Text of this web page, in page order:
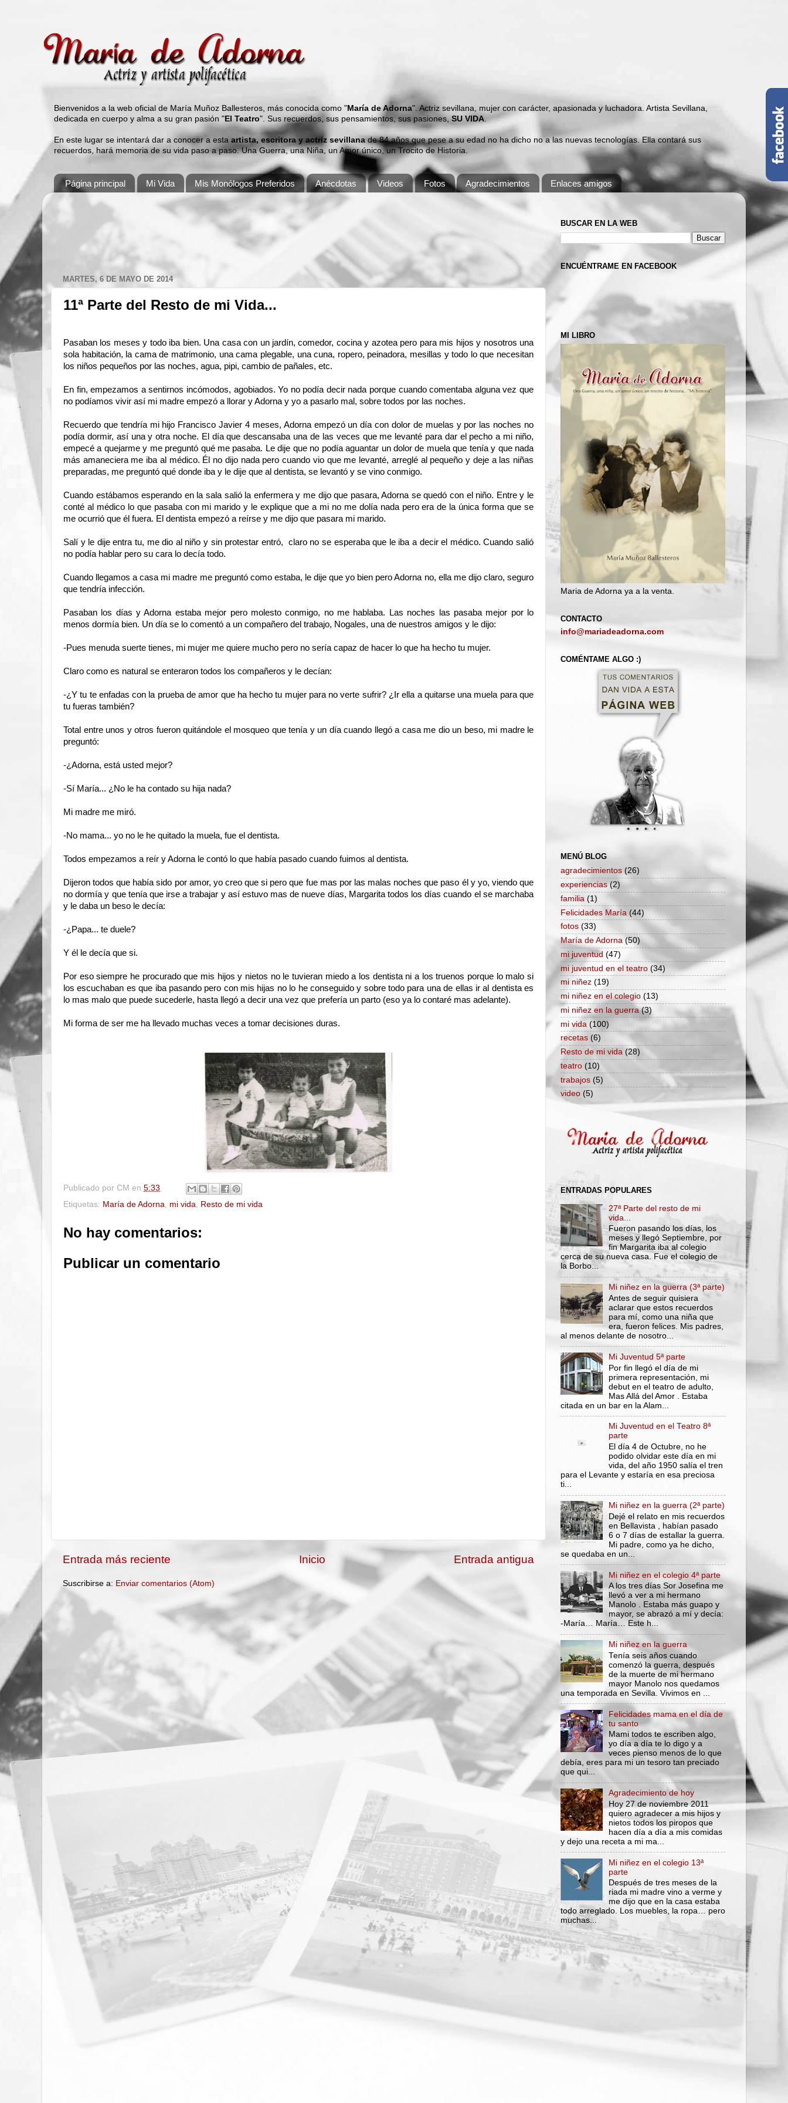
Bienvenidos a la web oficial de María Muñoz Ballesteros, más conocida como "María de Adorna". Actriz sevillana, mujer con carácter, apasionada y luchadora. Artista Sevillana,
dedicada en cuerpo y alma a su gran pasión " El Teatro". Sus recuerdos, sus pensamientos, sus pasiones,SU VIDA.
En este lugar se intentará dar a conocer a esta artista, escritora y actriz sevillana de 84 años que pese a su edad no ha dicho no a las nuevas tecnologías. Ella contará sus
recuerdos, hará memoria de su vida paso a paso. Una Guerra, una Niña, un Amor único, un Trocito de Historia.
Página principal Mi Vida Mis Monólogos Preferidos Anécdotas Videos Fotos Agradecimientos Enlaces amigos
MARTES, 6 DE MAYO DE 2014
11ª Parte del Resto de mi Vida...
Pasaban los meses y todo iba bien. Una casa con un jardín, comedor, cocina y azotea pero para mis hijos y nosotros una
sola habitación, la cama de matrimonio, una cama plegable, una cuna, ropero, peinadora, mesillas y todo lo que necesitan
los niños pequeños por las noches, agua, pipi, cambio de pañales, etc.
En fin, empezamos a sentirnos incómodos, agobiados. Yo no podía decir nada porque cuando comentaba alguna vez que
no podíamos vivir así mi madre empezó a llorar y Adorna y yo a pasarlo mal, sobre todos por las noches.
Recuerdo que tendría mi hijo Francisco Javier 4 meses, Adorna empezó un día con dolor de muelas y por las noches no
podía dormir, así una y otra noche. El día que descansaba una de las veces que me levanté para dar el pecho a mi niño,
empecé a quejarme y me preguntó qué me pasaba. Le dije que no podía aguantar un dolor de muela que tenía y que nada
más amaneciera me iba al médico. Él no dijo nada pero cuando vio que me levanté, arreglé al pequeño y deje a las niñas
preparadas, me preguntó qué donde iba y le dije que al dentista, se levantó y se vino conmigo.
Cuando estábamos esperando en la sala salió la enfermera y me dijo que pasara, Adorna se quedó con el niño. Entre y le
conté al médico lo que pasaba con mi marido y le explique que a mi no me dolía nada pero era de la única forma que se
me ocurrió que él fuera. El dentista empezó a reírse y me dijo que pasara mi marido.
Salí y le dije entra tu, me dio al niño y sin protestar entró, claro no se esperaba que le iba a decir el médico. Cuando salió
no podía hablar pero su cara lo decía todo.
Cuando llegamos a casa mi madre me preguntó como estaba, le dije que yo bien pero Adorna no, ella me dijo claro, seguro
que tendría infección.
Pasaban los días y Adorna estaba mejor pero molesto conmigo, no me hablaba. Las noches las pasaba mejor por lo
menos dormía bien. Un día se lo comentó a un compañero del trabajo, Nogales, una de nuestros amigos y le dijo:
-Pues menuda suerte tienes, mi mujer me quiere mucho pero no sería capaz de hacer lo que ha hecho tu mujer.
Claro como es natural se enteraron todos los compañeros y le decían:
-¿Y tu te enfadas con la prueba de amor que ha hecho tu mujer para no verte sufrir? ¿Ir ella a quitarse una muela para que
tu fueras también?
Total entre unos y otros fueron quitándole el mosqueo que tenía y un día cuando llegó a casa me dio un beso, mi madre le
preguntó:
-¿Adorna, está usted mejor?
-Sí María... ¿No le ha contado su hija nada?
Mi madre me miró.
-No mama... yo no le he quitado la muela, fue el dentista.
Todos empezamos a reír y Adorna le contó lo que había pasado cuando fuimos al dentista.
Dijeron todos que había sido por amor, yo creo que si pero que fue mas por las malas noches que paso él y yo, viendo que
no dormía y que tenía que irse a trabajar y así estuvo mas de nueve días, Margarita todos los días cuando el se marchaba
y le daba un beso le decía:
-¿Papa... te duele?
Y él le decía que si.
Por eso siempre he procurado que mis hijos y nietos no le tuvieran miedo a los dentista ni a los truenos porque lo malo si
los escuchaban es que iba pasando pero con mis hijas no lo he conseguido y sobre todo para una de ellas ir al dentista es
lo mas malo que puede sucederle, hasta llegó a decir una vez que prefería un parto (eso ya lo contaré mas adelante).
Mi forma de ser me ha llevado muchas veces a tomar decisiones duras.
Publicado por CM en 5:33
Etiquetas: María de Adorna, mi vida, Resto de mi vida
No hay comentarios:
Publicar un comentario
Entrada más reciente Entrada antigua
Inicio
Suscribirse a: Enviar comentarios (Atom)
BUSCAR EN LA WEB
ENCUÉNTRAME EN FACEBOOK
MI LIBRO
Maria de Adorna ya a la venta.
CONTACTO
info@mariadeadorna.com
COMÉNTAME ALGO :)
MENÚ BLOG
agradecimientos (26)
experiencias (2)
familia (1)
Felicidades María (44)
fotos (33)
María de Adorna (50)
mi juventud (47)
mi juventud en el teatro (34)
mi niñez (19)
mi niñez en el colegio (13)
mi niñez en la guerra (3)
mi vida (100)
recetas (6)
Resto de mi vida (28)
teatro (10)
trabajos (5)
video (5)
ENTRADAS POPULARES
27ª Parte del resto de mi
vida...
Fueron pasando los días, los
meses y llegó Septiembre, por
fin Margarita iba al colegio
cerca de su nueva casa. Fue el colegio de
la Borbo...
Mi niñez en la guerra (3ª parte)
Antes de seguir quisiera
aclarar que estos recuerdos
para mí, como una niña que
era, fueron felices. Mis padres,
al menos delante de nosotro...
Mi Juventud 5ª parte
Por fin llegó el día de mi
primera representación, mi
debut en el teatro de adulto,
Mas Allá del Amor . Estaba
citada en un bar en la Alam...
Mi Juventud en el Teatro 8ª
parte
El día 4 de Octubre, no he
podido olvidar este día en mi
vida, del año 1950 salía el tren
para el Levante y estaría en esa preciosa
ti...
Mi niñez en la guerra (2ª parte)
Dejé el relato en mis recuerdos
en Bellavista , habían pasado
6 o 7 días de estallar la guerra.
Mi padre, como ya he dicho,
se quedaba en un...
Mi niñez en el colegio 4ª parte
A los tres días Sor Josefina me
llevó a ver a mi hermano
Manolo . Estaba más guapo y
mayor, se abrazó a mí y decía:
-María… María… Este h...
Mi niñez en la guerra
Tenía seis años cuando
comenzó la guerra, después
de la muerte de mi hermano
mayor Manolo nos quedamos
una temporada en Sevilla. Vivimos en ...
Felicidades mama en el día de
tu santo
Mami todos te escriben algo,
yo día a día te lo digo y a
veces pienso menos de lo que
debía, eres para mi un tesoro tan preciado
que qui...
Agradecimiento de hoy
Hoy 27 de noviembre 2011
quiero agradecer a mis hijos y
nietos todos los piropos que
hacen día a día a mis comidas
y dejo una receta a mi ma...
Mi niñez en el colegio 13ª
parte
Después de tres meses de la
riada mi madre vino a verme y
me dijo que en la casa estaba
todo arreglado. Los muebles, la ropa… pero
muchas...